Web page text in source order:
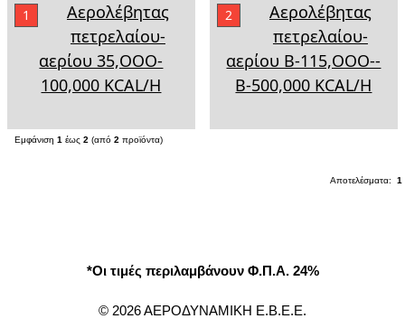
1
Aερολέβητας
πετρελαίου-
αερίου 35,OOO-
100,000 KCAL/H
2
Aερολέβητας
πετρελαίου-
αερίου Β-115,OOO--
Β-500,000 KCAL/H
Εμφάνιση 1 έως 2 (από 2 προϊόντα)
Αποτελέσματα: 1
*Οι τιμές περιλαμβάνουν Φ.Π.Α. 24%
© 2026 ΑΕΡΟΔΥΝΑΜΙΚΗ Ε.Β.Ε.Ε.